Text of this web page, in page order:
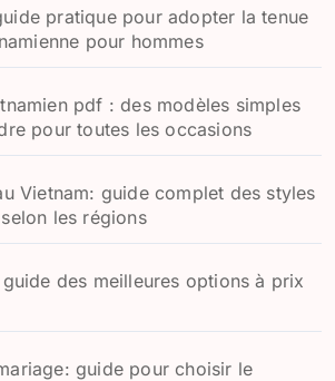
pratique pour adopter la tenue
pour hommes
pdf : des modèles simples
pour toutes les occasions
Vietnam: guide complet des styles
les régions
des meilleures options à prix
guide pour choisir le